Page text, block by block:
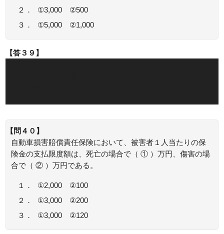
２．
①3,000 ②500
３．
①5,000 ②1,000
【答３９】
【問４０】
自動車損害賠償責任保険において、被害者１人当たりの保
険金の支払限度額は、死亡の場合で（ ① ）万円、傷害の場
合で（ ② ）万円である。
１．
①2,000 ②100
２．
①3,000 ②200
３．
①3,000 ②120